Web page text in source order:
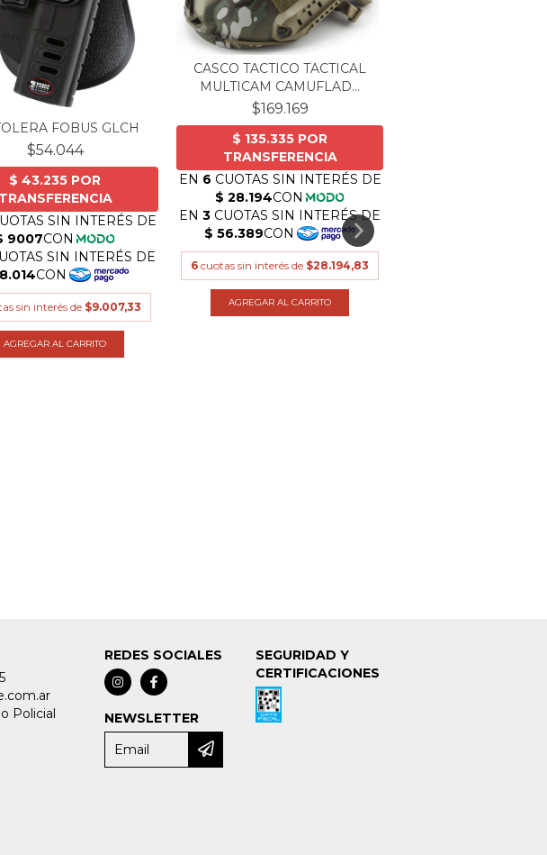
FOBUS GLCH
$54.044
sin interés de $9.007,33
CASCO TACTICO TACTICAL
MULTICAM CAMUFLAD...
$169.169
6 cuotas sin interés de $28.194,83
Policial
REDES SOCIALES
NEWSLETTER
SEGURIDAD Y
CERTIFICACIONES